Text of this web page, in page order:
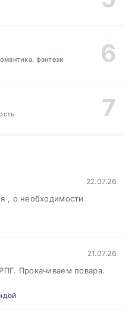
фэнтези
22.07.26
, о необходимости
21.07.26
Прокачиваем повара.